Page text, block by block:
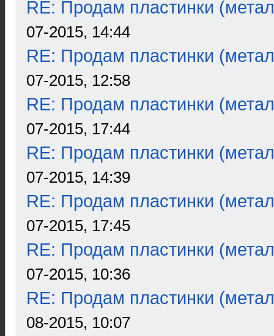
RE: Продам пластинки
07-2015, 14:44
RE: Продам пластинки
07-2015, 12:58
RE: Продам пластинки
07-2015, 17:44
RE: Продам пластинки
07-2015, 14:39
RE: Продам пластинки
07-2015, 17:45
RE: Продам пластинки
07-2015, 10:36
RE: Продам пластинки
08-2015, 10:07